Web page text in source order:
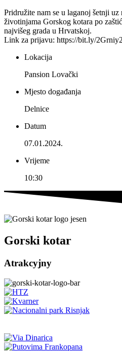
Pridružite nam se u laganoj šetnji
životinjama Gorskog kotara po
najvišeg grada u Hrvatskoj.
Link za prijavu: https://bit.ly/
Lokacija
Pansion Lovački
Mjesto događanja
Delnice
Datum
07.01.2024.
Vrijeme
10:30
Gorski kotar
Atrakcyjny